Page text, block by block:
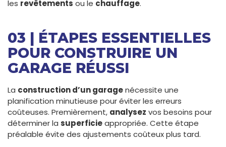
les revêtements ou le chauffage.
03 | ÉTAPES ESSENTIELLES
POUR CONSTRUIRE UN
GARAGE RÉUSSI
La construction d’un garagenécessite une
planification minutieuse pour éviter les erreurs
coûteuses. Premièrement, analysez vos besoins pour
déterminer la superficieappropriée. Cette étape
préalable évite des ajustements coûteux plus tard.